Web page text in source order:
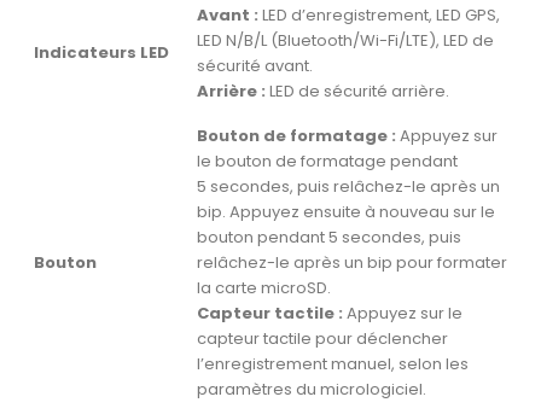
Indicateurs LED
Avant : LED d’enregistrement, LED GPS,
LED N/B/L (Bluetooth/Wi-Fi/LTE), LED de
sécurité avant.
Arrière : LED de sécurité arrière.
Bouton
Bouton de formatage : Appuyez sur
le bouton de formatage pendant
5 secondes, puis relâchez-le après un
bip. Appuyez ensuite à nouveau sur le
bouton pendant 5 secondes, puis
relâchez-le après un bip pour formater
la carte microSD.
Capteur tactile : Appuyez sur le
capteur tactile pour déclencher
l’enregistrement manuel, selon les
paramètres du micrologiciel.